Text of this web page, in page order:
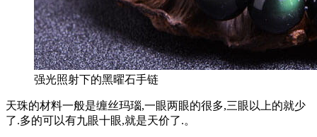
强光照射下的黑曜石手链
天珠的材料一般是缠丝玛瑙,一眼两眼的很多,三眼以上的就少
了.多的可以有九眼十眼,就是天价了.。